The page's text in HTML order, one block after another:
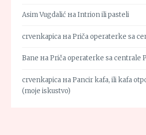
Asim Vugdalić наIntrion ili pasteli
crvenkapica наPriča operaterke sa
Bane наPriča operaterke sa centrale
crvenkapica наPancir kafa, ili kafa
(moje iskustvo)